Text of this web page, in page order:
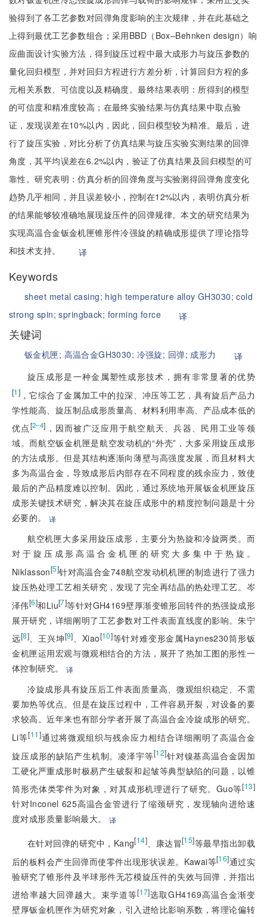
验得到了各工艺参数对回弹角度影响的主次规律，并在此基础之
上得到最优工艺参数组合；采用BBD（Box–Behnken design）响
应曲面设计实验方法，得到旋压过程中最大成形力与旋压参数的
量化回归模型，并对回归方程进行方差分析，计算回归方程的多
元相关系数、可信度以及精确度。最终结果表明：所得到的模型
的可信度和精准度较高；在最终实验结果与仿真结果中取点验
证，发现误差在10%以内，因此，回归模型较为精准。最后，进
行了旋压实验，对比分析了仿真结果与旋压实验实测结果的回弹
角度，其平均误差在6.2%以内，验证了仿真结果及回归模型的可
靠性。研究表明：仿真分析的回弹角度与实验测得回弹角度变化
趋势几乎相同，并且误差较小，控制在12%以内，表明仿真分析
的结果能够较准确地展现旋压件的回弹规律。本文的研究结果为
实现高温合金钣金机匣锥形件冷强旋的精确成形提供了理论指导
和技术支持。
译
Keywords
sheet metal casing; high temperature alloy GH3030;cold
strong spin;springback; forming force 译
关键词
钣金机匣; 高温合金GH3030; 冷强旋; 回弹; 成形力
译
旋压成形是一种金属塑性成形技术，拥有非常显著的优势
[1] ，它综合了金属加工中的拉深、冲压等工艺，具有旋后产品力
学性能高、旋压制品成形质量高、材料利用率高、产品成本低的
优点[2–4] ，因而被广泛应用于航空航天、兵器、民用工业等领
域。而航空钣金机匣是航空发动机的“外壳”，大多采用旋压成形
的方法成形。但是其结构逐渐向薄壁与高强度发展，而且材料大
多为高温合金，导致成形后内部存在不同程度的残余应力，致使
最后的产品精度难以控制。因此，通过系统地开展钣金机匣旋压
成形关键技术研究，解决其在旋压成形中的精度控制问题是十分
必要的。
译
航空机匣大多采用旋压成形，主要分为热旋和冷旋两类。而
对于旋压成形高温合金机匣的研究大多集中于热旋。
Niklasson[5]针对高温合金748航空发动机机匣的制造进行了强力
旋压热处理工艺相关研究，发现了完全再结晶的热处理工艺。岑
泽伟[6]和Liu[7]等针对GH4169壁厚渐变锥形回转件的热强旋成形
展开研究，详细阐明了工艺参数对工件表面直线度的影响。朱宁
远[8]、王兴坤[9]、Xiao[10]等针对难变形金属Haynes230筒形钣
金机匣运用宏观与微观相结合的方法，展开了热加工图的形性一
体控制研究。
译
冷旋成形具有旋压后工件表面质量高、微观组织稳定、不需
要加热等优点。但是在旋压过程中，工件容易开裂，对设备的要
求较高。近年来也有部分学者开展了高温合金冷旋成形的研究。
Li等[11]通过将微观组织与残余应力相结合详细阐明了高温合金
旋压成形的缺陷产生机制。凌泽宇等[12]针对镍基高温合金因加
工硬化严重成形时极易产生破裂和起皱等典型缺陷的问题，以锥
筒形壳体类零件为对象，对其成形机理进行了研究。Guo等[13]
针对Inconel 625高温合金管进行了缩颈研究，发现轴向进给速
度对成形质量影响最大。
译
在针对回弹的研究中，Kang[14] 、康达冒[15]等最早指出卸载
后的板料会产生回弹而使零件出现形状误差。Kawai等[16]通过实
验研究了锥形件及半球形件无芯模旋压件的失效与回弹，并指出
进给率越大回弹越大。束学道等[17]选取GH4169高温合金渐变
壁厚钣金机匣作为研究对象，引入进给比影响系数，将理论偏转